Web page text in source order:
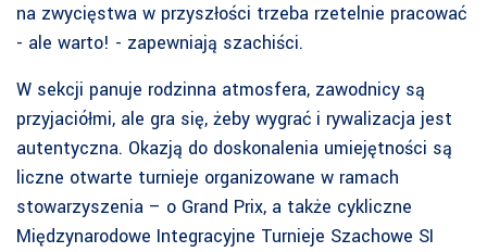
na zwycięstwa w przyszłości trzeba rzetelnie pracować
- ale warto! - zapewniają szachiści.
W sekcji panuje rodzinna atmosfera, zawodnicy są
przyjaciółmi, ale gra się, żeby wygrać i rywalizacja jest
autentyczna. Okazją do doskonalenia umiejętności są
liczne otwarte turnieje organizowane w ramach
stowarzyszenia – o Grand Prix, a także cykliczne
Międzynarodowe Integracyjne Turnieje Szachowe SI